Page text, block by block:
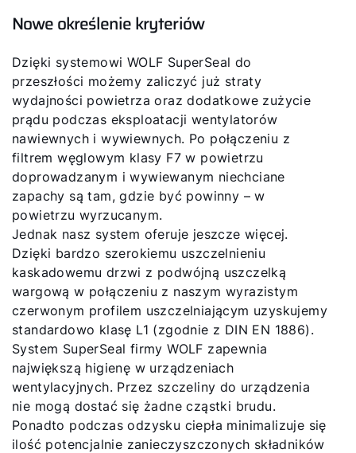
Nowe określenie kryteriów
Dzięki systemowi WOLF SuperSeal do
przeszłości możemy zaliczyć już straty
wydajności powietrza oraz dodatkowe zużycie
prądu podczas eksploatacji wentylatorów
nawiewnych i wywiewnych. Po połączeniu z
filtrem węglowym klasy F7 w powietrzu
doprowadzanym i wywiewanym niechciane
zapachy są tam, gdzie być powinny – w
powietrzu wyrzucanym.
Jednak nasz system oferuje jeszcze więcej.
Dzięki bardzo szerokiemu uszczelnieniu
kaskadowemu drzwi z podwójną uszczelką
wargową w połączeniu z naszym wyrazistym
czerwonym profilem uszczelniającym uzyskujemy
standardowo klasę L1 (zgodnie z DIN EN 1886).
System SuperSeal firmy WOLF zapewnia
największą higienę w urządzeniach
wentylacyjnych. Przez szczeliny do urządzenia
nie mogą dostać się żadne cząstki brudu.
Ponadto podczas odzysku ciepła minimalizuje się
ilość potencjalnie zanieczyszczonych składników